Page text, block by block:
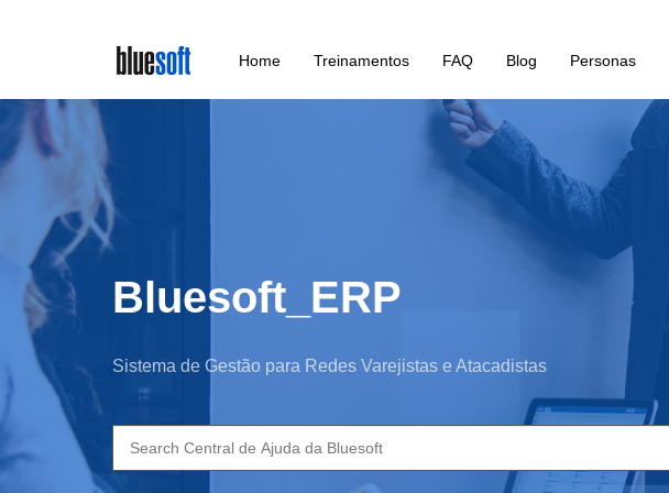
main
content
Home Treinamentos FAQ Blog Personas
Bluesoft_ERP
Sistema de Gestão para Redes Varejistas e Atacadistas
Search
for: